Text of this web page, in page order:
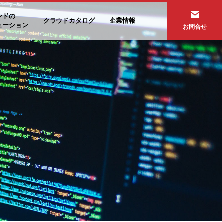
ドの
ーション
クラウドカタログ 企業情報
お問合せ